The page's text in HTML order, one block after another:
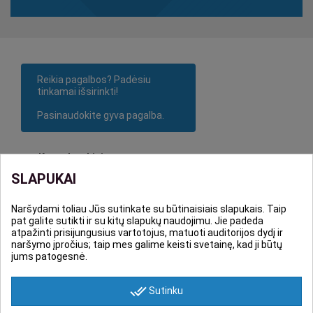
Reikia pagalbos? Padėsiu
tinkamai išsirinkti!
Pasinaudokite gyva pagalba.
Konsultuokitės:
•Tel. +370 636 65555
POKALBIS GYVAI
SLAPUKAI
Naršydami toliau Jūs sutinkate su būtinaisiais slapukais. Taip
pat galite sutikti ir su kitų slapukų naudojimu. Jie padeda
atpažinti prisijungusius vartotojus, matuoti auditorijos dydį ir
naršymo įpročius; taip mes galime keisti svetainę, kad ji būtų
jums patogesnė.
done_allSutinku